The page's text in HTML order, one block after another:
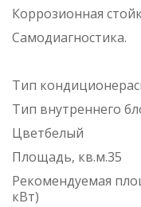
Коррозионная
Самодиагностика.
Тип
Тип внутреннего
Цветбелый
Площадь, кв.м.35
Рекомендуемая
кВт)